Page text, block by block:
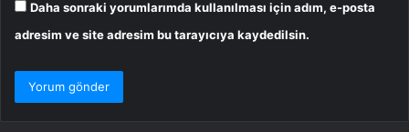
Daha sonraki yorumlarımda kullanılması için adım, e-posta
adresim ve site adresim bu tarayıcıya kaydedilsin.